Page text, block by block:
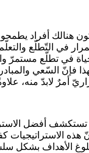
هنالك أفراد
في التّطلّع
في تطلّع مستمرّ
فإنّ السّعي
أمرٌ لابدّ منه،
أفضل
أنّ هذه
الأهداف بشكل